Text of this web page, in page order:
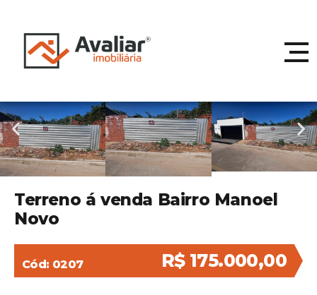
Terreno á venda Bairro Manoel
Novo
R$ 175.000,00
Cód: 0207